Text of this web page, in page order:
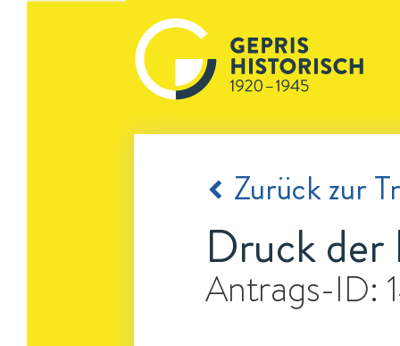
Zurück zur
Druck der
Antrags-ID: